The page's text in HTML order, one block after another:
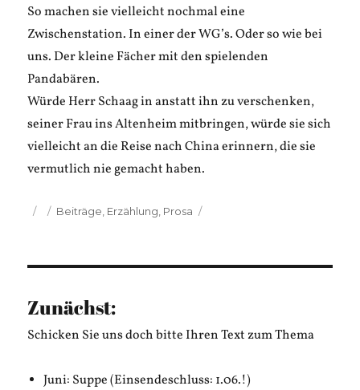
So machen sie vielleicht nochmal eine
Zwischenstation. In einer der WG’s. Oder so wie bei
uns. Der kleine Fächer mit den spielenden
Pandabären.
Würde Herr Schaag in anstatt ihn zu verschenken,
seiner Frau ins Altenheim mitbringen, würde sie sich
vielleicht an die Reise nach China erinnern, die sie
vermutlich nie gemacht haben.
Veröffentlicht
Kategorien
Beiträge Erzählung Prosa
Zunächst:
Schicken Sie uns doch bitte Ihren Text zum Thema
Juni: Suppe (Einsendeschluss: 1.06.!)